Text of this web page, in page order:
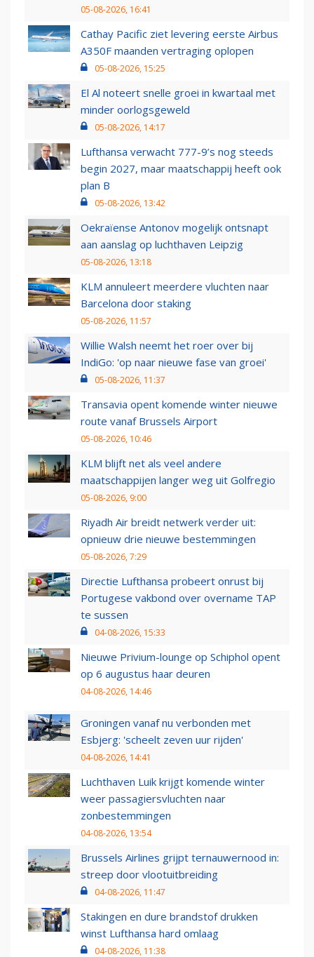
05-08-2026, 16:41
Cathay Pacific ziet levering eerste Airbus
A350F maanden vertraging oplopen
05-08-2026, 15:25
El Al noteert snelle groei in kwartaal met
minder oorlogsgeweld
05-08-2026, 14:17
Lufthansa verwacht 777-9’s nog steeds
begin 2027, maar maatschappij heeft ook
plan B
05-08-2026, 13:42
Oekraïense Antonov mogelijk ontsnapt
aan aanslag op luchthaven Leipzig
05-08-2026, 13:18
KLM annuleert meerdere vluchten naar
Barcelona door staking
05-08-2026, 11:57
Willie Walsh neemt het roer over bij
IndiGo: 'op naar nieuwe fase van groei'
05-08-2026, 11:37
Transavia opent komende winter nieuwe
route vanaf Brussels Airport
05-08-2026, 10:46
KLM blijft net als veel andere
maatschappijen langer weg uit Golfregio
05-08-2026, 9:00
Riyadh Air breidt netwerk verder uit:
opnieuw drie nieuwe bestemmingen
05-08-2026, 7:29
Directie Lufthansa probeert onrust bij
Portugese vakbond over overname TAP
te sussen
04-08-2026, 15:33
Nieuwe Privium-lounge op Schiphol opent
op 6 augustus haar deuren
04-08-2026, 14:46
Groningen vanaf nu verbonden met
Esbjerg: 'scheelt zeven uur rijden'
04-08-2026, 14:41
Luchthaven Luik krijgt komende winter
weer passagiersvluchten naar
zonbestemmingen
04-08-2026, 13:54
Brussels Airlines grijpt ternauwernood in:
streep door vlootuitbreiding
04-08-2026, 11:47
Stakingen en dure brandstof drukken
winst Lufthansa hard omlaag
04-08-2026, 11:38